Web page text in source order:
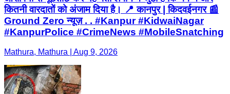
कितनी वारदातों को अंजाम दिया है। 📍 कानपुर | किदवईनगर 📰
Ground Zero न्यूज़ . . #Kanpur #KidwaiNagar
#KanpurPolice #CrimeNews #MobileSnatching
Mathura, Mathura | Aug 9, 2026